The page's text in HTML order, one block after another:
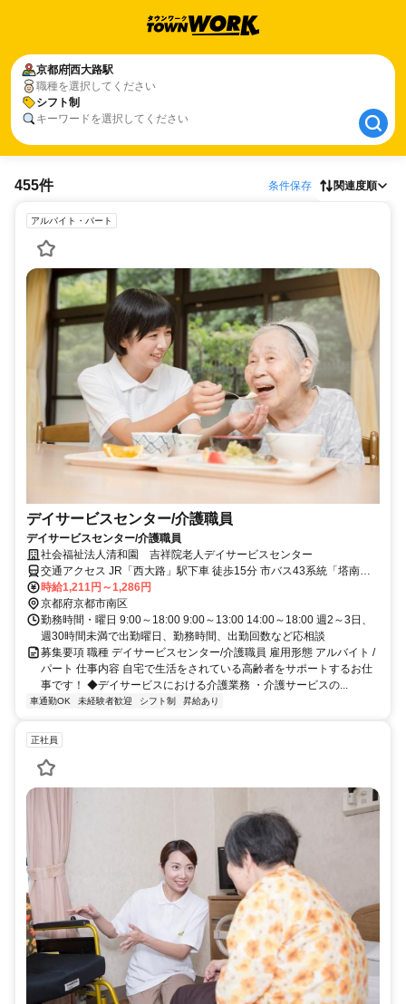
京都府西大路駅
職種を選択してください
シフト制
キーワードを選択してください
京都府西大路駅
シフト制
455件 条件保存 関連度順
アルバイト・パート
デイサービスセンター/介護職員
デイサービスセンター/介護職員
社会福祉法人清和園 吉祥院老人デイサービスセンター
交通アクセス JR「西大路」駅下車 徒歩15分 市バス43系統「塔南高
校前」バス停下車 西へ徒歩約5分 市バス13系統「吉祥院運動公園
前」バス停下車 東へ徒歩約10分
時給1,211円～1,286円
京都府京都市南区
勤務時間・曜日 9:00～18:00 9:00～13:00 14:00～18:00 週2～3日、
週30時間未満で出勤曜日、勤務時間、出勤回数など応相談
募集要項 職種 デイサービスセンター/介護職員 雇用形態 アルバイト /
パート 仕事内容 自宅で生活をされている高齢者をサポートするお仕
事です！ ◆デイサービスにおける介護業務 ・介護サービスの...
車通勤OK 未経験者歓迎 シフト制 昇給あり
正社員